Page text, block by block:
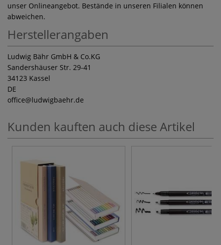
unser Onlineangebot. Bestände in unseren Filialen können
abweichen.
Herstellerangaben
Ludwig Bähr GmbH & Co.KG
Sandershäuser Str. 29-41
34123 Kassel
DE
office@ludwigbaehr.de
Kunden kauften auch diese Artikel